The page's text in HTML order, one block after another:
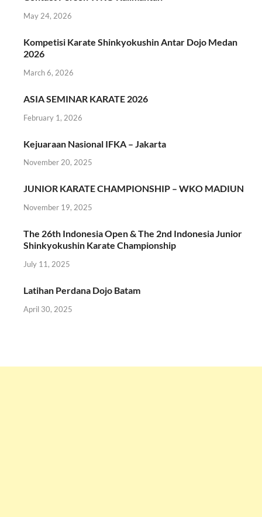
May 24, 2026
Kompetisi Karate Shinkyokushin Antar Dojo Medan
2026
March 6, 2026
ASIA SEMINAR KARATE 2026
February 1, 2026
Kejuaraan Nasional IFKA – Jakarta
November 20, 2025
JUNIOR KARATE CHAMPIONSHIP – WKO MADIUN
November 19, 2025
The 26th Indonesia Open & The 2nd Indonesia Junior
Shinkyokushin Karate Championship
July 11, 2025
Latihan Perdana Dojo Batam
April 30, 2025